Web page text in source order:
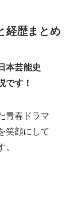
経歴まとめ
本芸能史
です！
青春ドラマ
笑顔にして